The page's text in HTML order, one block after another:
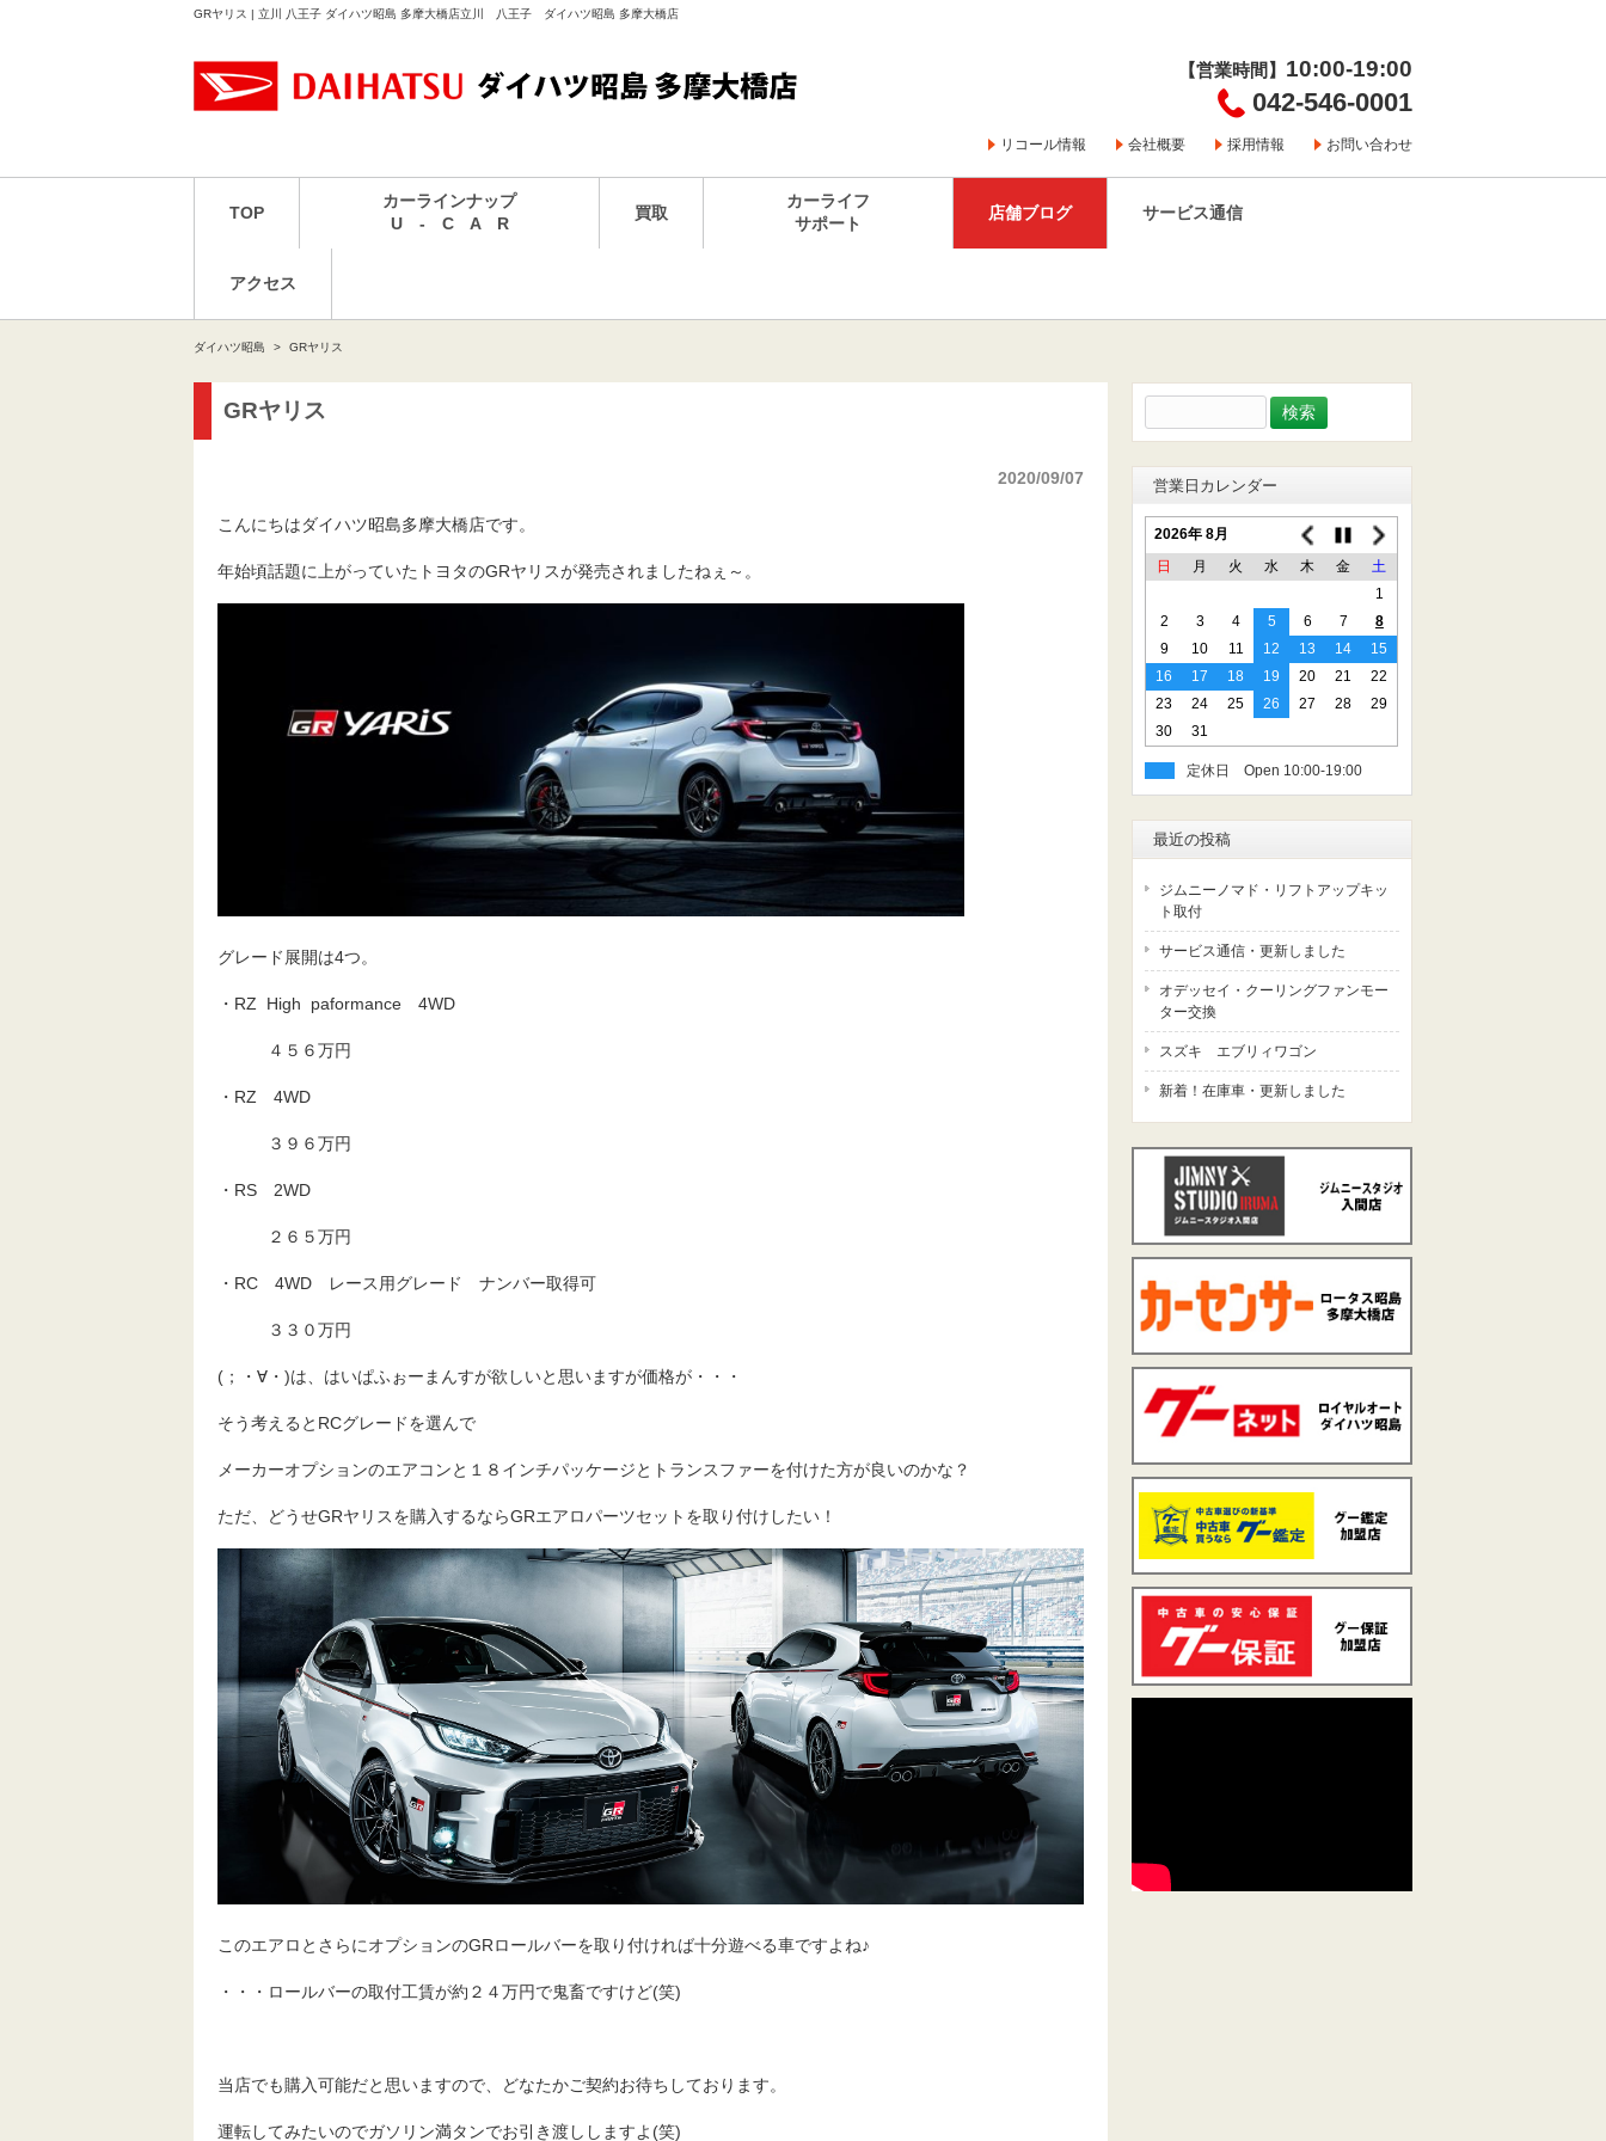
GRヤリス | 立川 八王子 ダイハツ昭島 多摩大橋店立川 八王子 ダイハツ昭島 多摩大橋店
【営業時間】 10:00-19:00
042-546-0001
リコール情報 会社概要 採用情報 お問い合わせ
TOP
カーラインナップ
U - C A R
買取
カーライフ
サポート
店舗ブログ サービス通信
アクセス
ダイハツ昭島 GRヤリス
GRヤリス
2020/09/07
こんにちはダイハツ昭島多摩大橋店です。
年始頃話題に上がっていたトヨタのGRヤリスが発売されましたねぇ～。
グレード展開は4つ。
・RZ High paformance 4WD
４５６万円
・RZ 4WD
３９６万円
・RS 2WD
２６５万円
・RC 4WD レース用グレード ナンバー取得可
３３０万円
(；・∀・)は、はいぱふぉーまんすが欲しいと思いますが価格が・・・
そう考えるとRCグレードを選んで
メーカーオプションのエアコンと１８インチパッケージとトランスファーを付けた方が良いのかな？
ただ、どうせGRヤリスを購入するならGRエアロパーツセットを取り付けしたい！
このエアロとさらにオプションのGRロールバーを取り付ければ十分遊べる車ですよね♪
・・・ロールバーの取付工賃が約２４万円で鬼畜ですけど(笑)
当店でも購入可能だと思いますので、どなたかご契約お待ちしております。
運転してみたいのでガソリン満タンでお引き渡ししますよ(笑)
索:
営業日カレンダー
2026年 8月
日
月 火 水 木 金
土
1
2
3 4 5 6 7
8
9
10 11 12 13 14
15
16
17 18 19 20 21
22
23
24 25 26 27 28
29
30
31
定休日
最近の投稿
ジムニーノマド・リフトアップキッ
ト取付
サービス通信・更新しました
オデッセイ・クーリングファンモー
ター交換
スズキ エブリィワゴン
新着！在庫車・更新しました